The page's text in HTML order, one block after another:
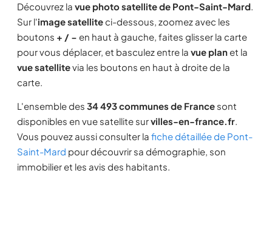
Découvrez la vue photo satellite de Pont-Saint-Mard.
Sur l'image satelliteci-dessous, zoomez avec les
boutons + / − en haut à gauche, faites glisser la carte
pour vous déplacer, et basculez entre la vue planet la
vue satellitevia les boutons en haut à droite de la
carte.
L'ensemble des 34 493 communes de France sont
disponibles en vue satellite survilles-en-france.fr.
Vous pouvez aussi consulter la fiche détaillée de Pont-
Saint-Mard pour découvrir sa démographie, son
immobilier et les avis des habitants.